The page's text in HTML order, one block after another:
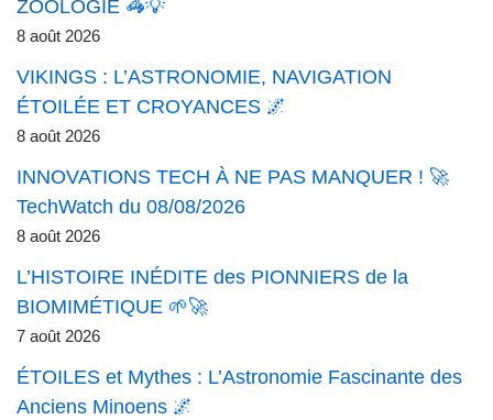
ZOOLOGIE 🦓💡
8 août 2026
VIKINGS : L’ASTRONOMIE, NAVIGATION
ÉTOILÉE ET CROYANCES 🌌
8 août 2026
INNOVATIONS TECH À NE PAS MANQUER ! 🚀
TechWatch du 08/08/2026
8 août 2026
L’HISTOIRE INÉDITE des PIONNIERS de la
BIOMIMÉTIQUE 🌱🚀
7 août 2026
ÉTOILES et Mythes : L’Astronomie Fascinante des
Anciens Minoens 🌌